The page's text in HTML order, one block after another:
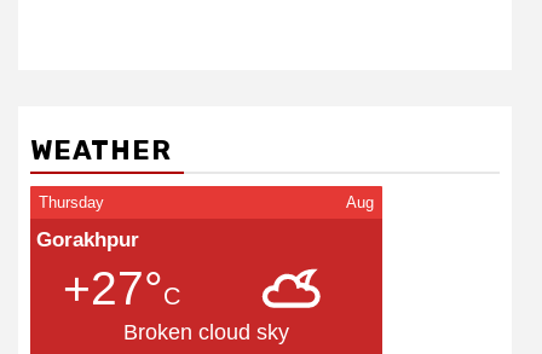
WEATHER
Thursday Aug
Gorakhpur
+27°C
Broken cloud sky